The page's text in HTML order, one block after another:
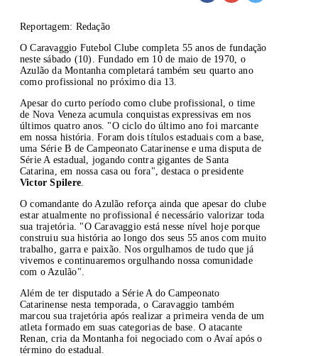
Reportagem: Redação
O Caravaggio Futebol Clube completa 55 anos de fundação
neste sábado (10). Fundado em 10 de maio de 1970, o
Azulão da Montanha completará também seu quarto ano
como profissional no próximo dia 13.
Apesar do curto período como clube profissional, o time
de Nova Veneza acumula conquistas expressivas em nos
últimos quatro anos. "O ciclo do último ano foi marcante
em nossa história. Foram dois títulos estaduais com a base,
uma Série B de Campeonato Catarinense e uma disputa de
Série A estadual, jogando contra gigantes de Santa
Catarina, em nossa casa ou fora", destaca o presidente
Victor Spilere.
O comandante do Azulão reforça ainda que apesar do clube
estar atualmente no profissional é necessário valorizar toda
sua trajetória. "O Caravaggio está nesse nível hoje porque
construiu sua história ao longo dos seus 55 anos com muito
trabalho, garra e paixão. Nos orgulhamos de tudo que já
vivemos e continuaremos orgulhando nossa comunidade
com o Azulão".
Além de ter disputado a Série A do Campeonato
Catarinense nesta temporada, o Caravaggio também
marcou sua trajetória após realizar a primeira venda de um
atleta formado em suas categorias de base. O atacante
Renan, cria da Montanha foi negociado com o Avaí após o
término do estadual.